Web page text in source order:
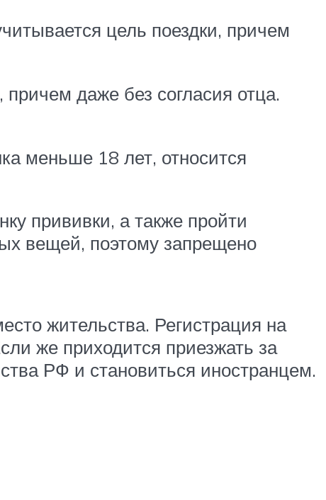
цель поездки, причем
даже без согласия отца.
меньше 18 лет, относится
прививки, а также пройти
вещей, поэтому запрещено
жительства. Регистрация на
же приходится приезжать за
РФ и становиться иностранцем.